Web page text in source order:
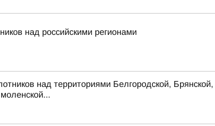
над российскими регионами
над территориями Белгородской,